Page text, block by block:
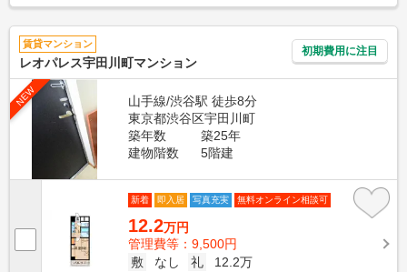
賃貸マンション
レオパレス宇田川町マンション
初期費用に注目
NEW
山手線/渋谷駅 徒歩8分
東京都渋谷区宇田川町
築年数
築25年
建物階数
5階建
新着 即入居 写真充実 無料オンライン相談可
12.2万円
管理費等：9,500円
敷
なし 礼
12.2万